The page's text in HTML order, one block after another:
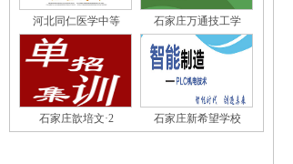
河北同仁医学中等 石家庄万通技工学
石家庄歆培文·2 石家庄新希望学校